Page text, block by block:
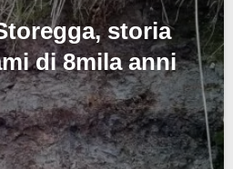
storia
di 8mila anni